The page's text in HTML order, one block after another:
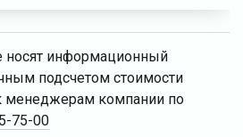
носят информационный
подсчетом стоимости
менеджерам компании по
75-00